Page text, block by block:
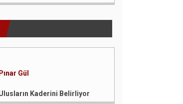
Pınar Gül
Kaderini Belirliyor